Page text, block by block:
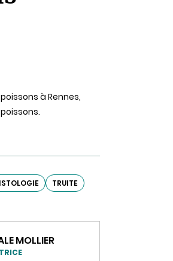
à Rennes,
TRUITE
MOLLIER